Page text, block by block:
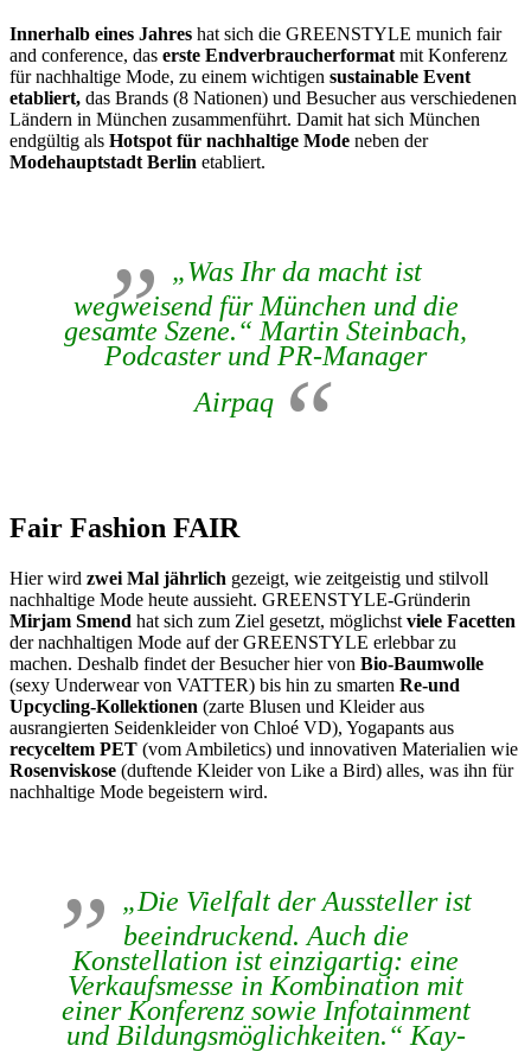
Innerhalb eines Jahres hat sich die GREENSTYLE munich fair
and conference, das erste Endverbraucherformat mit Konferenz
für nachhaltige Mode, zu einem wichtigen sustainable Event
etabliert, das Brands (8 Nationen) und Besucher aus verschiedenen
Ländern in München zusammenführt. Damit hat sich München
endgültig als Hotspot für nachhaltige Mode neben der
Modehauptstadt Berlin etabliert.
„Was Ihr da macht ist
wegweisend für München und die
gesamte Szene.“ Martin Steinbach,
Podcaster und PR-Manager
Airpaq
Fair Fashion FAIR
Hier wird zwei Mal jährlich gezeigt, wie zeitgeistig und stilvoll
nachhaltige Mode heute aussieht. GREENSTYLE-Gründerin
Mirjam Smend hat sich zum Ziel gesetzt, möglichst viele Facetten
der nachhaltigen Mode auf der GREENSTYLE erlebbar zu
machen. Deshalb findet der Besucher hier von Bio-Baumwolle
(sexy Underwear von VATTER) bis hin zu smarten Re-und
Upcycling-Kollektionen (zarte Blusen und Kleider aus
ausrangierten Seidenkleider von Chloé VD), Yogapants aus
recyceltem PET (vom Ambiletics) und innovativen Materialien wie
Rosenviskose (duftende Kleider von Like a Bird) alles, was ihn für
nachhaltige Mode begeistern wird.
„Die Vielfalt der Aussteller ist
beeindruckend. Auch die
Konstellation ist einzigartig: eine
Verkaufsmesse in Kombination mit
einer Konferenz sowie Infotainment
und Bildungsmöglichkeiten.“ Kay-